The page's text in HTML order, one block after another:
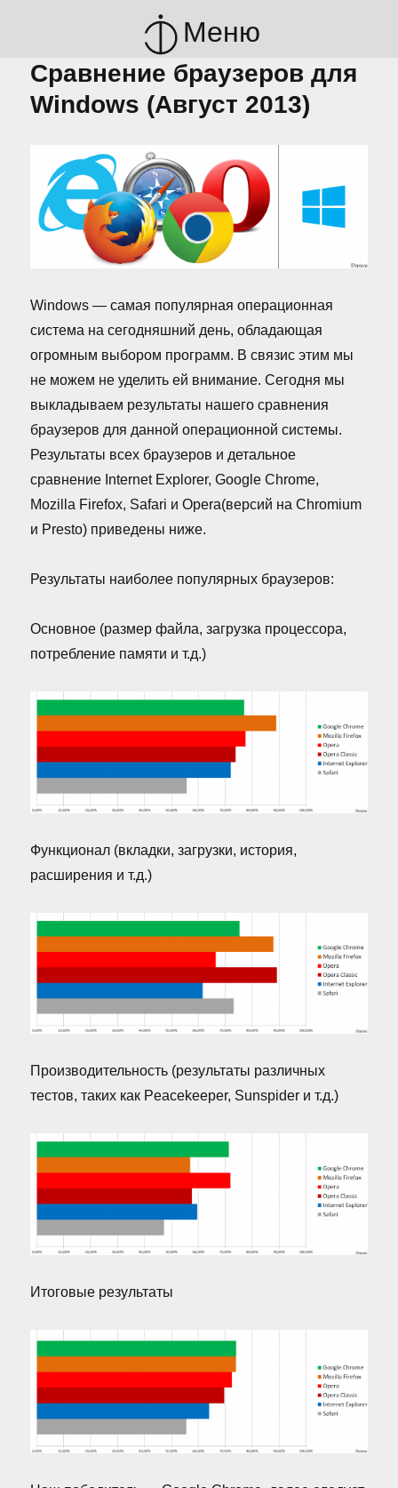
Меню
Сравнение браузеров для
Windows (Август 2013)
Windows — самая популярная операционная
система на сегодняшний день, обладающая
огромным выбором программ. В связис этим мы
не можем не уделить ей внимание. Сегодня мы
выкладываем результаты нашего сравнения
браузеров для данной операционной системы.
Результаты всех браузеров и детальное
сравнение Internet Explorer, Google Chrome,
Mozilla Firefox, Safari и Opera(версий на Chromium
и Presto) приведены ниже.
Результаты наиболее популярных браузеров:
Основное (размер файла, загрузка процессора,
потребление памяти и т.д.)
Функционал (вкладки, загрузки, история,
расширения и т.д.)
Производительность (результаты различных
тестов, таких как Peacekeeper, Sunspider и т.д.)
Итоговые результаты